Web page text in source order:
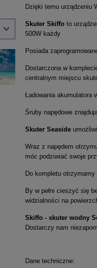
Dzięki temu urządzeniu
Skuter Skiffoto
500W każdy
Posiada
Dostarczona w
centralnym miejscu
Ładowania akumulatora
Śruby napędowe
Skuter Seaside
Wraz z napędem
móc podziwiać swoje
Do kompletu otrzymamy
By w pełni cieszyć się
widzialności na
Skiffo - skuter wodny
Dostarczy nam
Dane techniczne: